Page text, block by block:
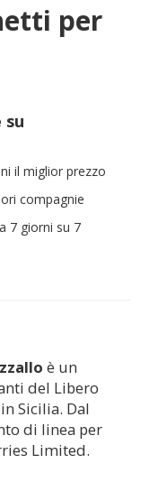
per
su
il miglior prezzo
compagnie
7 giorni su 7
è un
del Libero
Sicilia. Dal
di linea per
Limited.